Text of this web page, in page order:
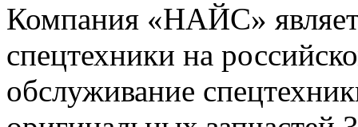
Компания «НАЙС»
спецтехники на
обслуживание